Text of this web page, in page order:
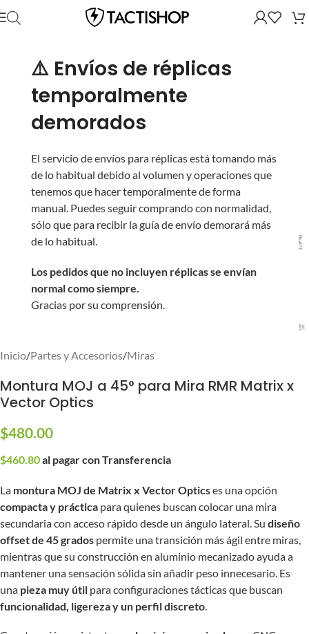
⚠️ Envíos de réplicas
temporalmente
demorados
El servicio de envíos para réplicas está tomando más
de lo habitual debido al volumen y operaciones que
tenemos que hacer temporalmente de forma
manual. Puedes seguir comprando con normalidad,
sólo que para recibir la guía de envío demorará más
de lo habitual.
Los pedidos que no incluyen réplicas se envían
normal como siempre.
Gracias por su comprensión.
Inicio/Partes y Accesorios/Miras
Montura MOJ a 45° para Mira RMR Matrix x
Vector Optics
$480.00
$460.80al pagar con Transferencia
La montura MOJ de Matrix x Vector Opticses una opción
compacta y práctica para quienes buscan colocar una mira
secundaria con acceso rápido desde un ángulo lateral. Su diseño
offset de 45 grados permite una transición más ágil entre miras,
mientras que su construcción en aluminio mecanizado ayuda a
mantener una sensación sólida sin añadir peso innecesario. Es
una pieza muy útil para configuraciones tácticas que buscan
funcionalidad, ligereza y un perfil discreto.